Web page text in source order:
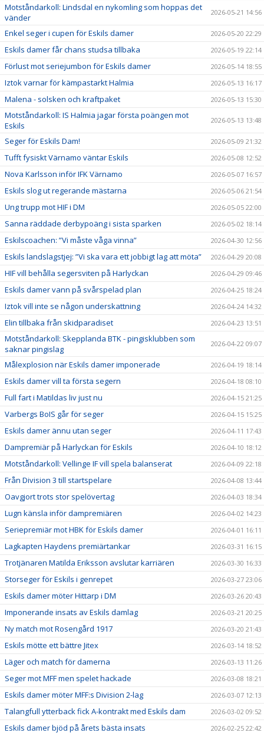
Motståndarkoll: Lindsdal en nykomling som hoppas det
vänder
2026-05-21 14:56
Enkel seger i cupen för Eskils damer 2026-05-20 22:29
Eskils damer får chans studsa tillbaka 2026-05-19 22:14
Förlust mot seriejumbon för Eskils damer 2026-05-14 18:55
Iztok varnar för kämpastarkt Halmia 2026-05-13 16:17
Malena - solsken och kraftpaket 2026-05-13 15:30
Motståndarkoll: IS Halmia jagar första poängen mot
Eskils
2026-05-13 13:48
Seger för Eskils Dam! 2026-05-09 21:32
Tufft fysiskt Värnamo väntar Eskils 2026-05-08 12:52
Nova Karlsson inför IFK Värnamo 2026-05-07 16:57
Eskils slog ut regerande mästarna 2026-05-06 21:54
Ung trupp mot HIF i DM 2026-05-05 22:00
Sanna räddade derbypoäng i sista sparken 2026-05-02 18:14
Eskilscoachen: ”Vi måste våga vinna” 2026-04-30 12:56
Eskils landslagstjej: ”Vi ska vara ett jobbigt lag att möta” 2026-04-29 20:08
HIF vill behålla segersviten på Harlyckan 2026-04-29 09:46
Eskils damer vann på svårspelad plan 2026-04-25 18:24
Iztok vill inte se någon underskattning 2026-04-24 14:32
Elin tillbaka från skidparadiset 2026-04-23 13:51
Motståndarkoll: Skepplanda BTK - pingisklubben som
saknar pingislag
2026-04-22 09:07
Målexplosion när Eskils damer imponerade 2026-04-19 18:14
Eskils damer vill ta första segern 2026-04-18 08:10
Full fart i Matildas liv just nu 2026-04-15 21:25
Varbergs BoIS går för seger 2026-04-15 15:25
Eskils damer ännu utan seger 2026-04-11 17:43
Dampremiär på Harlyckan för Eskils 2026-04-10 18:12
Motståndarkoll: Vellinge IF vill spela balanserat 2026-04-09 22:18
Från Division 3 till startspelare 2026-04-08 13:44
Oavgjort trots stor spelövertag 2026-04-03 18:34
Lugn känsla inför dampremiären 2026-04-02 14:23
Seriepremiär mot HBK för Eskils damer 2026-04-01 16:11
Lagkapten Haydens premiärtankar 2026-03-31 16:15
Trotjänaren Matilda Eriksson avslutar karriären 2026-03-30 16:33
Storseger för Eskils i genrepet 2026-03-27 23:06
Eskils damer möter Hittarp i DM 2026-03-26 20:43
Imponerande insats av Eskils damlag 2026-03-21 20:25
Ny match mot Rosengård 1917 2026-03-20 21:43
Eskils mötte ett bättre Jitex 2026-03-14 18:52
Läger och match för damerna 2026-03-13 11:26
Seger mot MFF men spelet hackade 2026-03-08 18:21
Eskils damer möter MFF:s Division 2-lag 2026-03-07 12:13
Talangfull ytterback fick A-kontrakt med Eskils dam 2026-03-02 09:52
Eskils damer bjöd på årets bästa insats 2026-02-25 22:42